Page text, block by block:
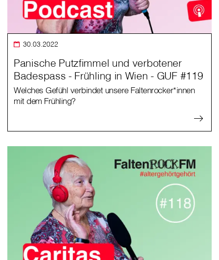
30.03.2022
Panische Putzfimmel und verbotener
Badespass - Frühling in Wien - GUF #119
Welches Gefühl verbindet unsere Faltenrocker*innen
mit dem Frühling?